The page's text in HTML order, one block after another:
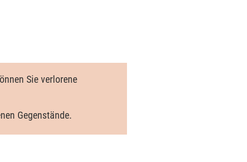
Sie verlorene
Gegenstände.